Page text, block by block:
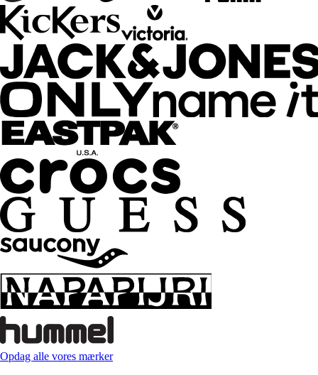
Opdag alle vores mærker